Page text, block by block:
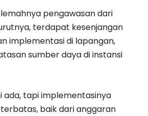
pengawasan dari
terdapat kesenjangan
implementasi di lapangan,
sumber daya di instansi
ada, tapi implementasinya
terbatas, baik dari anggaran